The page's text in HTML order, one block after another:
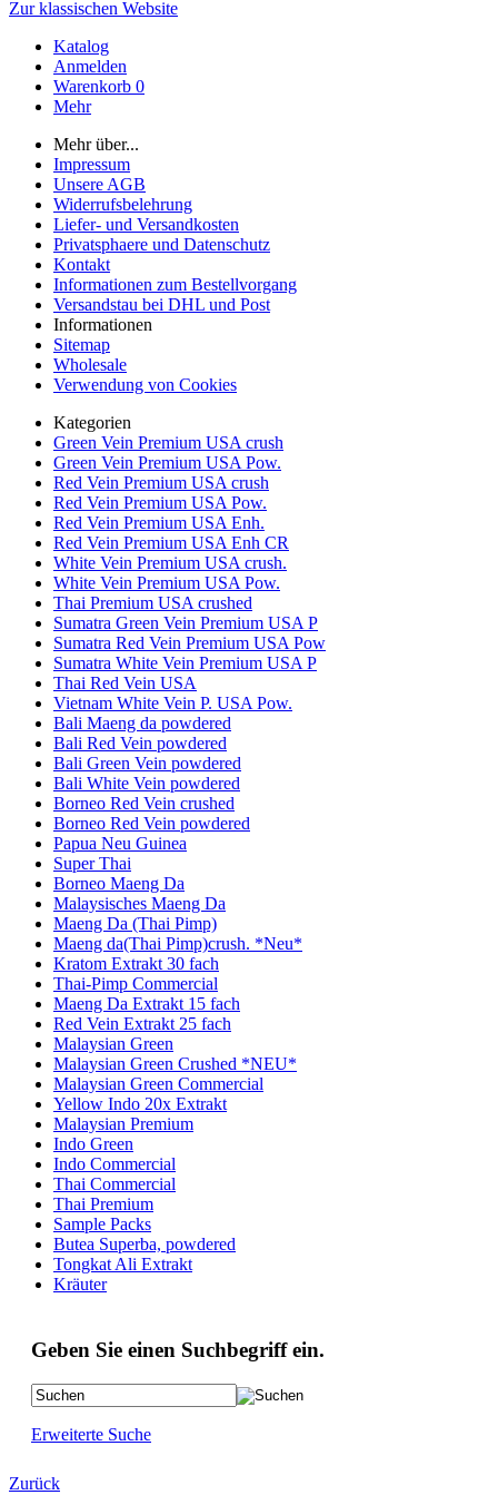
Zur klassischen Website
Katalog
Anmelden
Warenkorb 0
Mehr
Mehr über...
Impressum
Unsere AGB
Widerrufsbelehrung
Liefer- und Versandkosten
Privatsphaere und Datenschutz
Kontakt
Informationen zum Bestellvorgang
Versandstau bei DHL und Post
Informationen
Sitemap
Wholesale
Verwendung von Cookies
Kategorien
Green Vein Premium USA crush
Green Vein Premium USA Pow.
Red Vein Premium USA crush
Red Vein Premium USA Pow.
Red Vein Premium USA Enh.
Red Vein Premium USA Enh CR
White Vein Premium USA crush.
White Vein Premium USA Pow.
Thai Premium USA crushed
Sumatra Green Vein Premium USA P
Sumatra Red Vein Premium USA Pow
Sumatra White Vein Premium USA P
Thai Red Vein USA
Vietnam White Vein P. USA Pow.
Bali Maeng da powdered
Bali Red Vein powdered
Bali Green Vein powdered
Bali White Vein powdered
Borneo Red Vein crushed
Borneo Red Vein powdered
Papua Neu Guinea
Super Thai
Borneo Maeng Da
Malaysisches Maeng Da
Maeng Da (Thai Pimp)
Maeng da(Thai Pimp)crush. *Neu*
Kratom Extrakt 30 fach
Thai-Pimp Commercial
Maeng Da Extrakt 15 fach
Red Vein Extrakt 25 fach
Malaysian Green
Malaysian Green Crushed *NEU*
Malaysian Green Commercial
Yellow Indo 20x Extrakt
Malaysian Premium
Indo Green
Indo Commercial
Thai Commercial
Thai Premium
Sample Packs
Butea Superba, powdered
Tongkat Ali Extrakt
Kräuter
Geben Sie einen Suchbegriff ein.
Erweiterte Suche
Zurück